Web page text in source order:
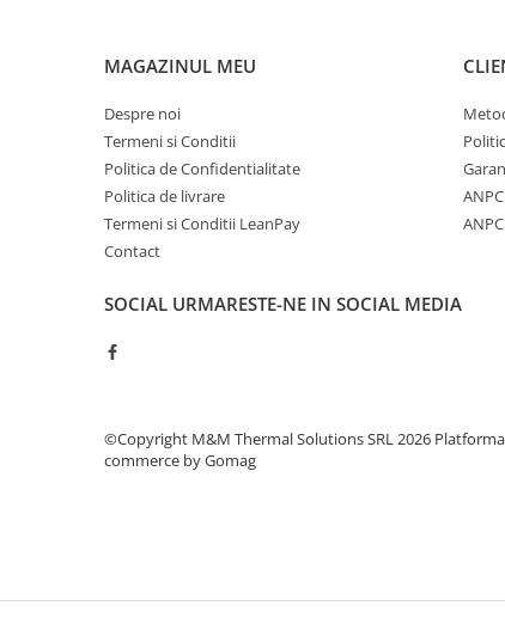
Termostate si controlere
Termostate de camera
Cleme de fixare si coliere
Accesorii de montaj
Substante intretinere instalatii
Baterii instant
Baterii sanitare
Cabine de dus
MAGAZINUL MEU
Despre noi
Termeni si Conditii
Politica de Confidentialitate
Politica de livrare
Termeni si Conditii LeanPay
Contact
ANPC
ANPC
SOCIAL URMARESTE-NE IN SOCIAL MEDIA
©Copyright M&M Thermal Solutions SRL 2026
commerce by Gomag